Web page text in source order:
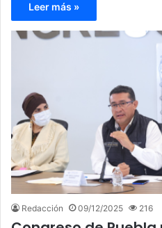
Leer más »
Redacción 09/12/2025 216